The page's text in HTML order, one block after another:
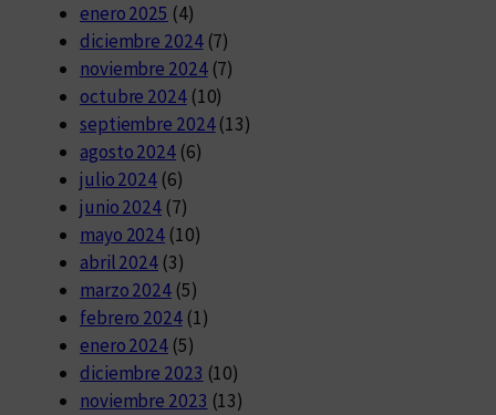
enero 2025 (4)
diciembre 2024(7)
noviembre 2024(7)
octubre 2024(10)
septiembre 2024(13)
agosto 2024(6)
julio 2024 (6)
junio 2024 (7)
mayo 2024 (10)
abril 2024 (3)
marzo 2024 (5)
febrero 2024(1)
enero 2024 (5)
diciembre 2023 (10)
noviembre 2023 (13)